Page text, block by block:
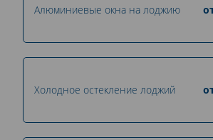
Алюминиевые окна на лоджию
Холодное остекление лоджий